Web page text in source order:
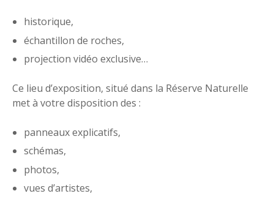
historique,
échantillon de roches,
projection vidéo exclusive…
Ce lieu d’exposition, situé dans la Réserve Naturelle
met à votre disposition des :
panneaux explicatifs,
schémas,
photos,
vues d’artistes,